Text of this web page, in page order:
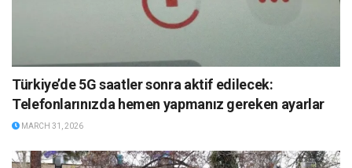
Türkiye’de 5G saatler sonra aktif edilecek:
Telefonlarınızda hemen yapmanız gereken ayarlar
MARCH 31, 2026